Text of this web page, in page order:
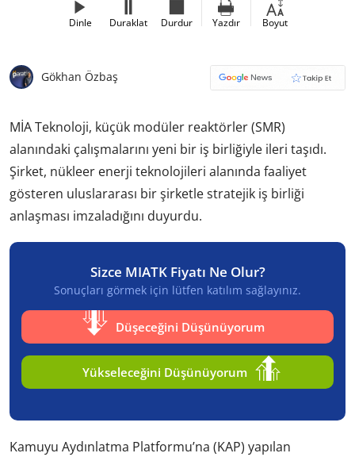
Dinle Duraklat Durdur Yazdır Boyut
Gökhan Özbaş
MİA Teknoloji, küçük modüler reaktörler (SMR)
alanındaki çalışmalarını yeni bir iş birliğiyle ileri taşıdı.
Şirket, nükleer enerji teknolojileri alanında faaliyet
gösteren uluslararası bir şirketle stratejik iş birliği
anlaşması imzaladığını duyurdu.
Sizce MIATK Fiyatı Ne Olur?
Sonuçları görmek için lütfen katılım sağlayınız.
Düşeceğini Düşünüyorum
Yükseleceğini Düşünüyorum
Kamuyu Aydınlatma Platformu’na (KAP) yapılan